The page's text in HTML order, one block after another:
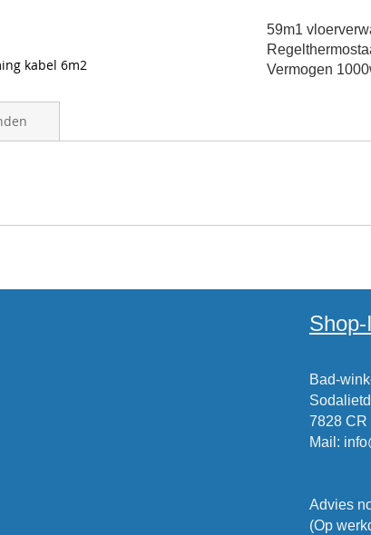
59m1
Vermogen
kabel 6m2
Bad-
7828 CR
Mail :
Advies
(Op